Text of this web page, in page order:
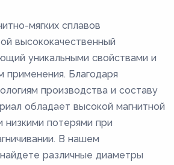
мягких сплавов
высококачественный
уникальными свойствами и
применения. Благодаря
производства и составу
обладает высокой магнитной
низкими потерями при
В нашем
различные диаметры